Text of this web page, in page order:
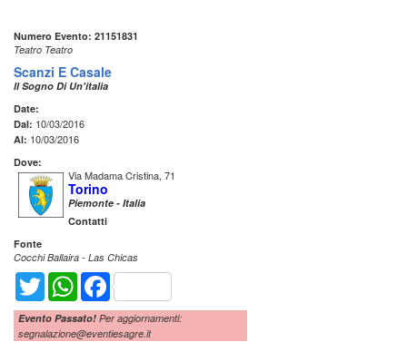
Numero Evento: 21151831
Teatro Teatro
Scanzi E Casale
Il Sogno Di Un'italia
Date:
Dal: 10/03/2016
Al: 10/03/2016
Dove:
Via Madama Cristina, 71
Torino
Piemonte - Italia
Contatti
Fonte
Cocchi Ballaira - Las Chicas
Twitter WhatsAppFacebook
Evento Passato! Per aggiornamenti:
segnalazione@eventiesagre.it